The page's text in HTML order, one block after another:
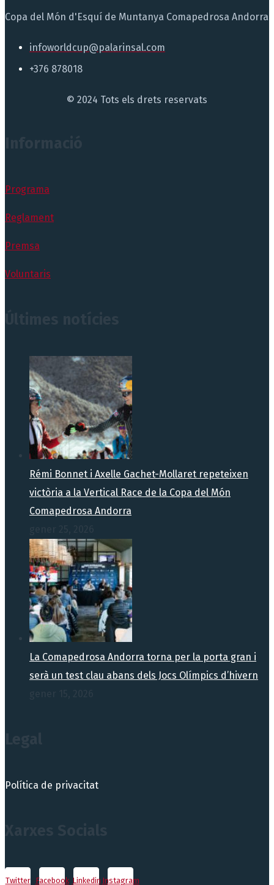
Copa del Món d'Esquí de Muntanya Comapedrosa Andorra
infoworldcup@palarinsal.com
+376 878018
© 2024 Tots els drets reservats
Programa
Reglament
Premsa
Voluntaris
Rémi Bonnet i Axelle Gachet-Mollaret repeteixen
victòria a la Vertical Race de la Copa del Món
Comapedrosa Andorra
La Comapedrosa Andorra torna per la porta gran i
serà un test clau abans dels Jocs Olímpics d’hivern
Política de privacitat
Twitter Facebook Linkedin Instagram